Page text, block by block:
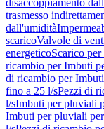
disaccoppiamento
trasmesso
dall'umidità
scaricoValvole di
energeticoScarico
ricambio per Imbuti
di ricambio per
fino a 25 l/sPezzi di
l/sImbuti per pluviali
Imbuti per pluviali